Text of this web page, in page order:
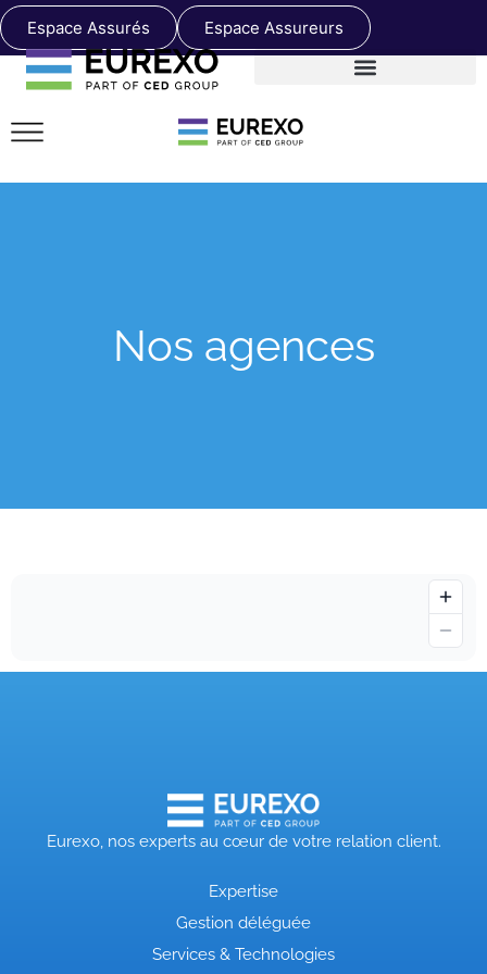
Espace Assurés Espace Assureurs
Nos agences
Eurexo, nos experts au cœur de votre relation client.
Expertise
Gestion déléguée
Services & Technologies